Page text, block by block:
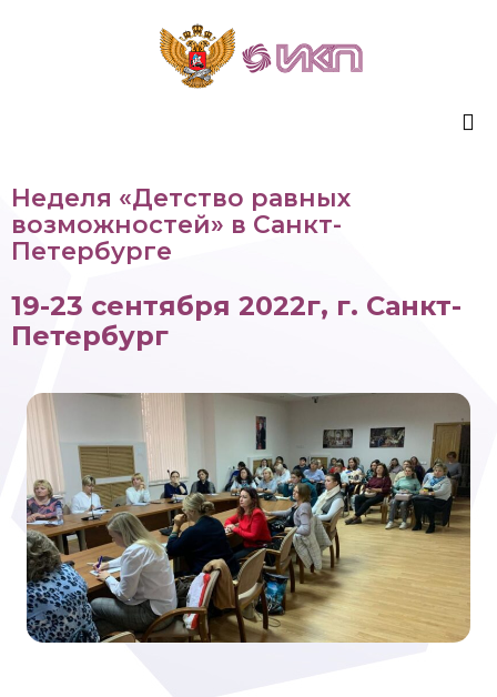
Неделя «Детство равных
возможностей» в Санкт-
Петербурге
19-23 сентября 2022г, г. Санкт-
Петербург